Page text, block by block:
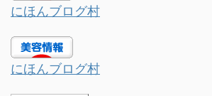
にほんブログ村
にほんブログ村